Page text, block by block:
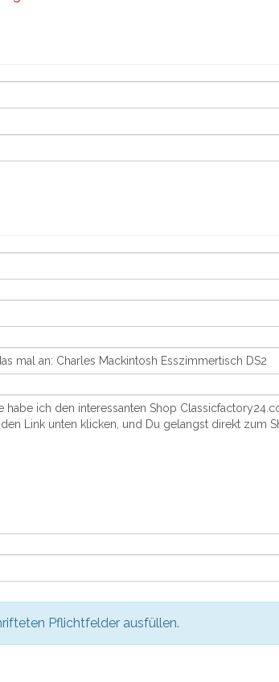
Pflichtfelder ausfüllen.